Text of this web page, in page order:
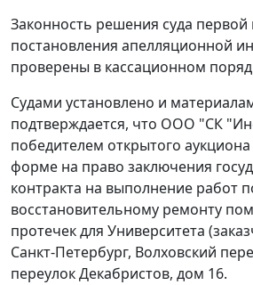
Законность решения суда первой
постановления апелляционной
проверены в кассационном
Судами установлено и
подтверждается, что ООО "СК
победителем открытого
форме на право заключения
контракта на выполнение работ
восстановительному ремонту
протечек для Университета
Санкт-Петербург, Волховский
переулок Декабристов, дом 16.